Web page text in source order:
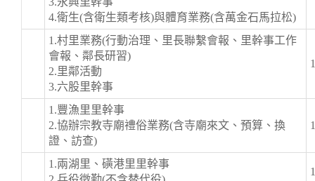
4.衛生(含衛生類考核)與體育業務(含萬金石馬拉松)
1.村里業務(行動治理、里長聯繫會報、里幹事工作
會報、鄰長研習)
2.里鄰活動
3.六股里幹事
1.豐漁里里幹事
2.協辦宗教寺廟禮俗業務(含寺廟來文、預算、換
證、訪查)
1.兩湖里、磺港里里幹事